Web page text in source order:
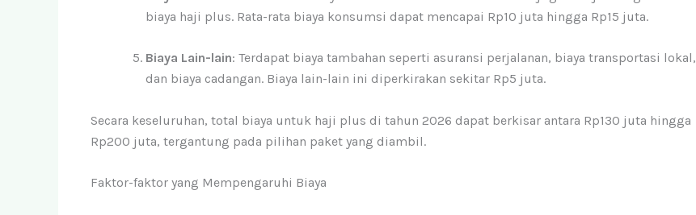
biaya haji plus. Rata-rata biaya konsumsi dapat mencapai Rp10 juta hingga Rp15 juta.
Biaya Lain-lain: Terdapat biaya tambahan seperti asuransi perjalanan, biaya transportasi lokal,
dan biaya cadangan. Biaya lain-lain ini diperkirakan sekitar Rp5 juta.
Secara keseluruhan, total biaya untuk haji plus di tahun 2026 dapat berkisar antara Rp130 juta hingga
Rp200 juta, tergantung pada pilihan paket yang diambil.
Faktor-faktor yang Mempengaruhi Biaya